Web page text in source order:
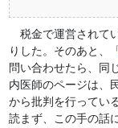
税金で運営されて
りした。そのあと、
問い合わせたら、同
内医師のページは、
から批判を行ってい
読まず、この手の話